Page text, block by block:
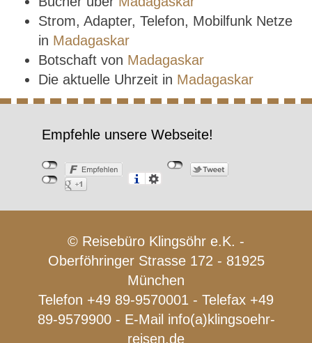
Strom, Adapter, Telefon, Mobilfunk Netze
in Madagaskar
Botschaft von Madagaskar
Die aktuelle Uhrzeit in Madagaskar
Empfehle unsere Webseite!
© Reisebüro Klingsöhr e.K. -
Oberföhringer Strasse 172 - 81925
München
Telefon +49 89-9570001 - Telefax +49
89-9579900 - E-Mail info(a)klingsoehr-
reisen.de